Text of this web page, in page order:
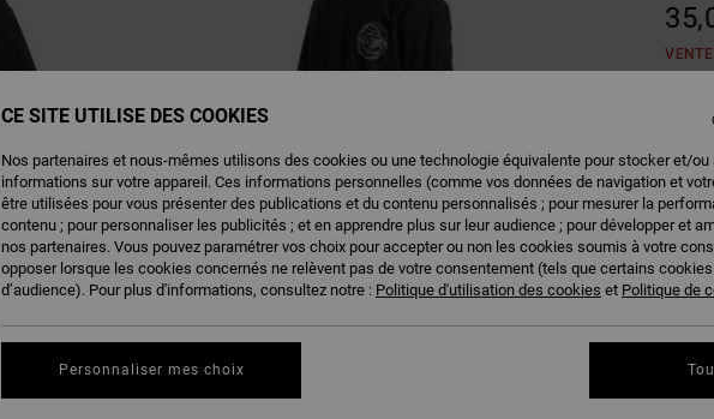
CE SITE UTILISE DES COOKIES
Nos partenaires et nous-mêmes utilisons des cookies ou une technologie équivalente pour stocker et/ou
informations sur votre appareil. Ces informations personnelles (comme vos données de navigation et
être utilisées pour vous présenter des publications et du contenu personnalisés ; pour mesurer la
contenu ; pour personnaliser les publicités ; et en apprendre plus sur leur audience ; pour développer et
nos partenaires. Vous pouvez paramétrer vos choix pour accepter ou non les cookies soumis à votre
opposer lorsque les cookies concernés ne relèvent pas de votre consentement (tels que certains
d’audience). Pour plus d'informations, consultez notre : Politique d'utilisation des cookies et Politique de
Personnaliser mes choix